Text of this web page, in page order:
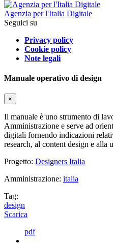
Agenzia per l'Italia Digitale
Seguici su
Privacy policy
Cookie policy
Note legali
Manuale operativo di design
×
Il manuale è uno strumento di
Amministrazione e serve ad
digitali fornendo indicazioni
research, al content design e alla
Progetto: Designers Italia
Amministrazione: italia
Tag:
design
Scarica
pdf